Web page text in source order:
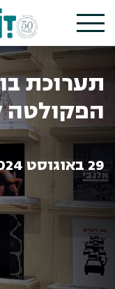
תערוכת
הפקולטה
29 באוגוסט 2024 - 11 בספטמבר 2024